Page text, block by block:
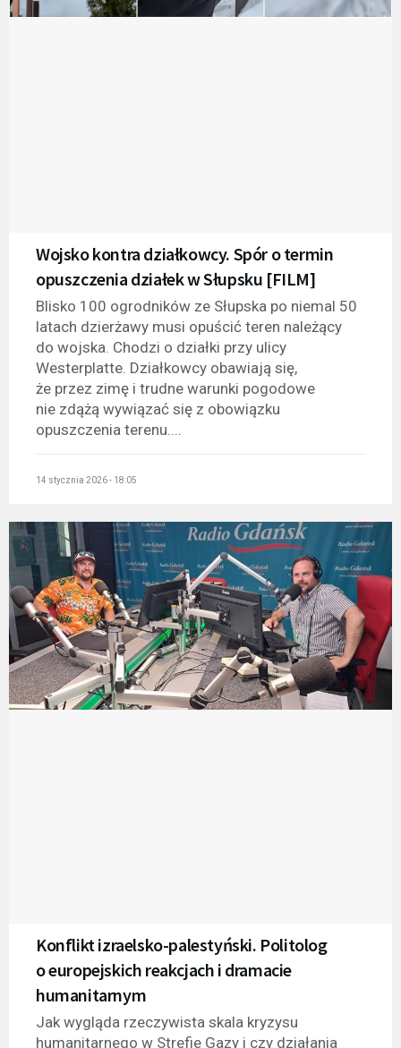
Wojsko kontra działkowcy. Spór o termin
opuszczenia działek w Słupsku [FILM]
Blisko 100 ogrodników ze Słupska po niemal 50
latach dzierżawy musi opuścić teren należący
do wojska. Chodzi o działki przy ulicy
Westerplatte. Działkowcy obawiają się,
że przez zimę i trudne warunki pogodowe
nie zdążą wywiązać się z obowiązku
opuszczenia terenu....
14 stycznia 2026 - 18:05
Konflikt izraelsko-palestyński. Politolog
o europejskich reakcjach i dramacie
humanitarnym
Jak wygląda rzeczywista skala kryzysu
humanitarnego w Strefie Gazy i czy działania